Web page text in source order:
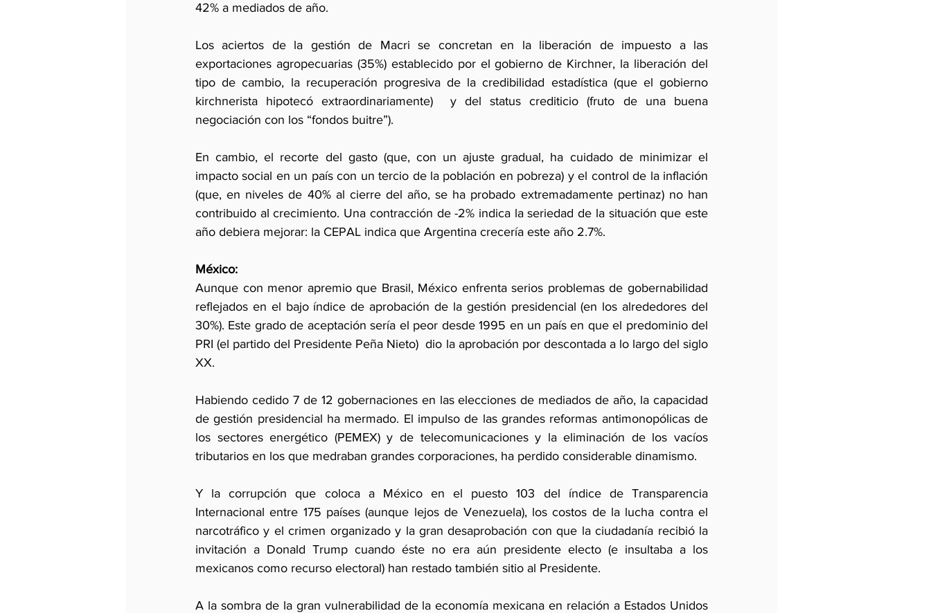
42% a mediados de año.
Los aciertos de la gestión de Macri se concretan en la liberación de impuesto a las
exportaciones agropecuarias (35%) establecido por el gobierno de Kirchner, la liberación del
tipo de cambio, la recuperación progresiva de la credibilidad estadística (que el gobierno
kirchnerista hipotecó extraordinariamente)  y del status crediticio (fruto de una buena
negociación con los “fondos buitre”).
En cambio, el recorte del gasto (que, con un ajuste gradual, ha cuidado de minimizar el
impacto social en un país con un tercio de la población en pobreza) y el control de la inflación
(que, en niveles de 40% al cierre del año, se ha probado extremadamente pertinaz) no han
contribuido al crecimiento. Una contracción de -2% indica la seriedad de la situación que este
año debiera mejorar: la CEPAL indica que Argentina crecería este año 2.7%.
México:
Aunque con menor apremio que Brasil, México enfrenta serios problemas de gobernabilidad
reflejados en el bajo índice de aprobación de la gestión presidencial (en los alrededores del
30%). Este grado de aceptación sería el peor desde 1995 en un país en que el predominio del
PRI (el partido del Presidente Peña Nieto)  dio la aprobación por descontada a lo largo del siglo
XX.
Habiendo cedido 7 de 12 gobernaciones en las elecciones de mediados de año, la capacidad
de gestión presidencial ha mermado. El impulso de las grandes reformas antimonopólicas de
los sectores energético (PEMEX) y de telecomunicaciones y la eliminación de los vacíos
tributarios en los que medraban grandes corporaciones, ha perdido considerable dinamismo.
Y la corrupción que coloca a México en el puesto 103 del índice de Transparencia
Internacional entre 175 países (aunque lejos de Venezuela), los costos de la lucha contra el
narcotráfico y el crimen organizado y la gran desaprobación con que la ciudadanía recibió la
invitación a Donald Trump cuando éste no era aún presidente electo (e insultaba a los
mexicanos como recurso electoral) han restado también sitio al Presidente.
A la sombra de la gran vulnerabilidad de la economía mexicana en relación a Estados Unidos